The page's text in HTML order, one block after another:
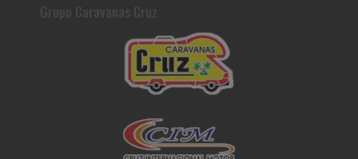
Grupo Caravanas Cruz